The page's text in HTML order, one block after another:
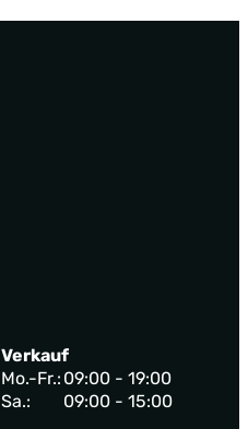
Verkauf
Mo.-Fr.: 09:00 - 19:00
Sa.:
09:00 - 15:00